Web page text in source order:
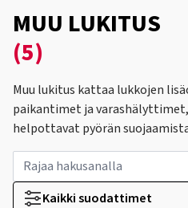
MUU LUKITUS
(5)
Muu lukitus kattaa lukkojen
paikantimet ja
helpottavat pyörän
Kaikki suodattimet